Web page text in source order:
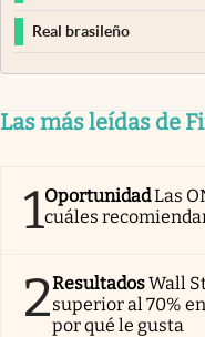
Real brasileño
Las más leídas de
1OportunidadLas
cuáles
2ResultadosWall
superior al 70%
por qué le gusta